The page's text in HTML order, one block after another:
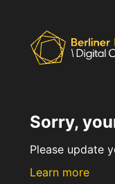
Sorry,
Please update
Learn more